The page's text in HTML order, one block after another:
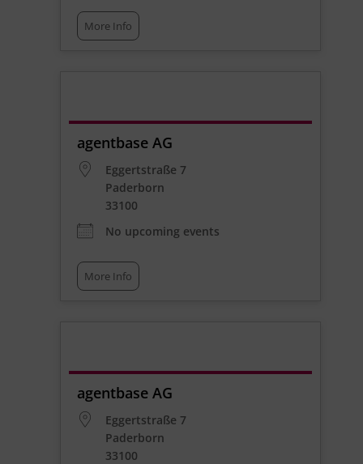
More Info
agentbase AG
Eggertstraße 7
Paderborn
33100
No upcoming events
More Info
agentbase AG
Eggertstraße 7
Paderborn
33100